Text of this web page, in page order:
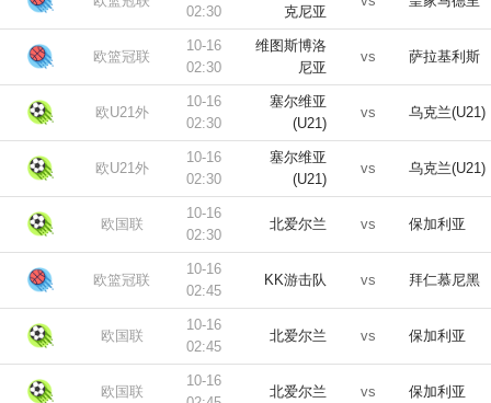
02:30
克尼亚
欧篮冠联
10-16
02:30
维图斯博洛
尼亚
vs 萨拉基利斯
欧U21外
10-16
02:30
塞尔维亚
(U21)
vs 乌克兰(U21)
欧U21外
10-16
02:30
塞尔维亚
(U21)
vs 乌克兰(U21)
欧国联
10-16
02:30
北爱尔兰 vs 保加利亚
欧篮冠联
10-16
02:45
KK游击队 vs 拜仁慕尼黑
欧国联
10-16
02:45
北爱尔兰 vs 保加利亚
欧国联
10-16
北爱尔兰 vs 保加利亚